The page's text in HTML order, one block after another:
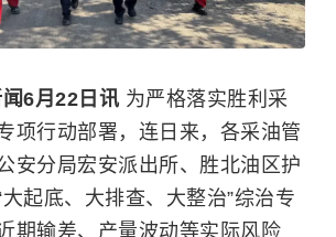
6月22日讯 为严格落实胜利采
项行动部署，连日来，各采油管
安分局宏安派出所、胜北油区护
大起底、大排查、大整治”综治专
期输差、产量波动等实际风险